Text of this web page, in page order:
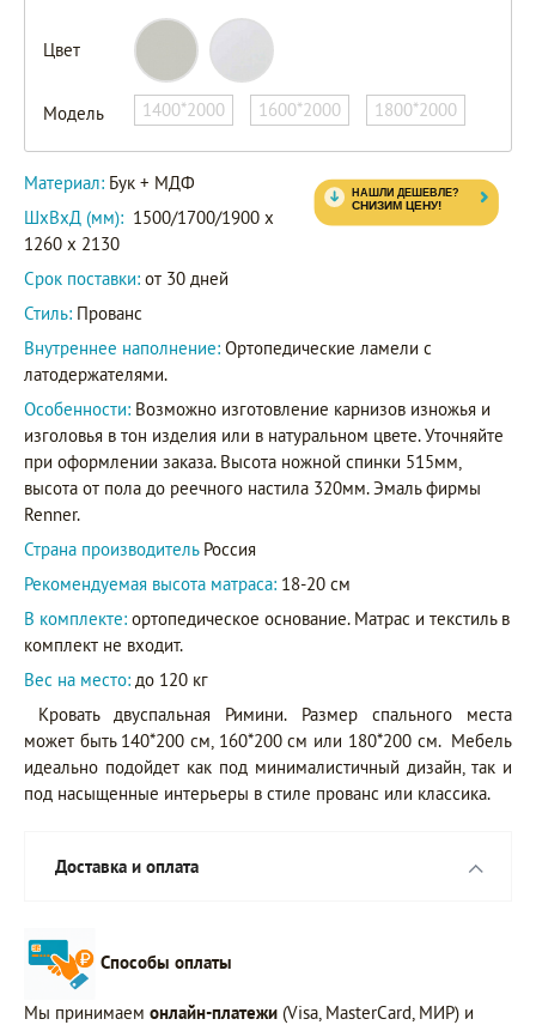
Цвет
Модель 1400*2000 1600*2000 1800*2000
Материал: Бук + МДФ
ШxВxД (мм): 1500/1700/1900 x
1260 x 2130
Срок поставки: от 30 дней
Стиль: Прованс
Внутреннее наполнение: Ортопедические ламели с
латодержателями.
Особенности: Возможно изготовление карнизов изножья и
изголовья в тон изделия или в натуральном цвете. Уточняйте
при оформлении заказа. Высота ножной спинки 515мм,
высота от пола до реечного настила 320мм. Эмаль фирмы
Renner.
Страна производитель Россия
Рекомендуемая высота матраса: 18-20 см
В комплекте: ортопедическое основание. Матрас и текстиль в
комплект не входит.
Вес на место: до 120 кг
Кровать двуспальная Римини. Размер спального места
может быть 140*200 см, 160*200 см или 180*200 см. Мебель
идеально подойдет как под минималистичный дизайн, так и
под насыщенные интерьеры в стиле прованс или классика.
Доставка и оплата
Способы оплаты
Мы принимаем онлайн-платежи (Visa, MasterCard, МИР) и